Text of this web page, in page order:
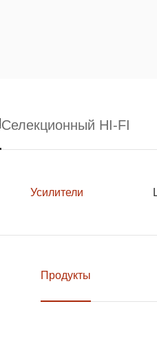
Селекционный HI-FI
Усилители
Продукты